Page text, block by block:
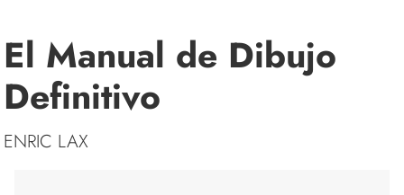
El Manual de Dibujo
Definitivo
ENRIC LAX